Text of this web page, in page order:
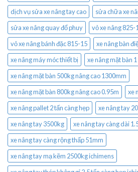
dịch vụ sửa xe nâng tay cao
sửa chữa xe
sửa xe nâng quay đổ phuy
vỏ xe nâng 825-
vỏ xe nâng bánh đặc 815-15
xe nâng bàn
xe nâng máy móc thiết bị
xe nâng mặt bàn 1
xe nâng mặt bàn 500kg nâng cao 1300mm
xe nâng mặt bàn 800kg nâng cao 0.95m
xe
xe nâng pallet 2 tấn càng hẹp
xe nâng tay
xe nâng tay 3500kg
xe nâng tay càng dài
xe nâng tay càng rộng thấp 51mm
xe nâng tay mạ kẽm 2500kg ichimens